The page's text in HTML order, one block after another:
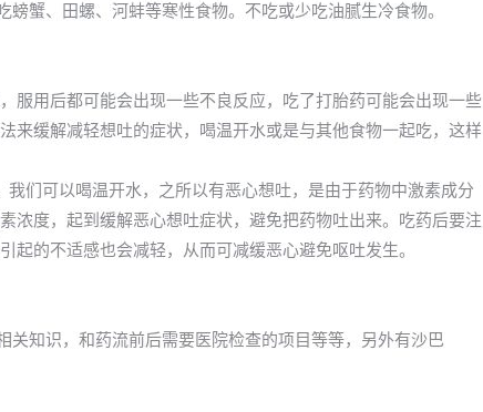
蟹、田螺、河蚌等寒性食物。不吃或少吃油腻生冷食物。
服用后都可能会出现一些不良反应，吃了打胎药可能会出现一些
来缓解减轻想吐的症状，喝温开水或是与其他食物一起吃，这样
们可以喝温开水，之所以有恶心想吐，是由于药物中激素成分
浓度，起到缓解恶心想吐症状，避免把药物吐出来。吃药后要注
的不适感也会减轻，从而可减缓恶心避免呕吐发生。
关知识，和药流前后需要医院检查的项目等等，另外有沙巴